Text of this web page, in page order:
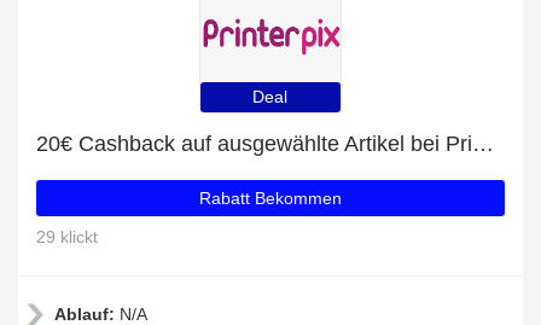
Deal
20€ Cashback auf ausgewählte Artikel bei Printerpix
Rabatt Bekommen
29 klickt
Ablauf: N/A